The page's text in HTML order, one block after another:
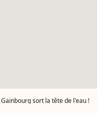
sort la tête de l'eau !